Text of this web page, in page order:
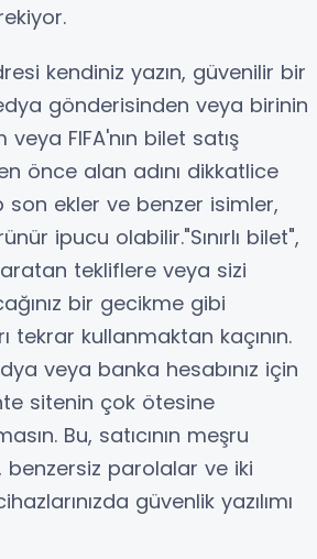
kendiniz yazın, güvenilir bir
gönderisinden veya birinin
FIFA'nın bilet satış
önce alan adını dikkatlice
son ekler ve benzer isimler,
ipucu olabilir."Sınırlı bilet",
tekliflere veya sizi
bir gecikme gibi
tekrar kullanmaktan kaçının.
veya banka hesabınız için
sitenin çok ötesine
Bu, satıcının meşru
benzersiz parolalar ve iki
güvenlik yazılımı